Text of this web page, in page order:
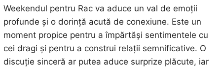
Weekendul pentru Rac va aduce un val de emoții
profunde și o dorință acută de conexiune. Este un
moment propice pentru a împărtăși sentimentele cu
cei dragi și pentru a construi relații semnificative. O
discuție sinceră ar putea aduce surprize plăcute, iar